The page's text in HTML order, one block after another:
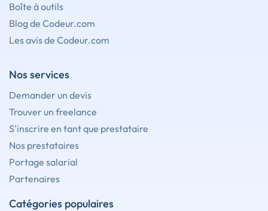
Boîte à outils
Blog de Codeur.com
Les avis de Codeur.com
Nos services
Demander un devis
Trouver un freelance
S'inscrire en tant que prestataire
Nos prestataires
Portage salarial
Partenaires
Catégories populaires